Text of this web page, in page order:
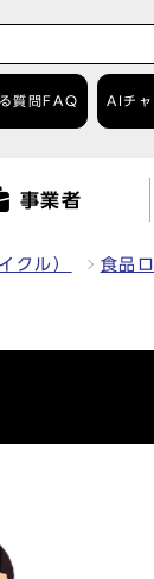
質問 FAQ AIチャ
事業者
クル） 食品